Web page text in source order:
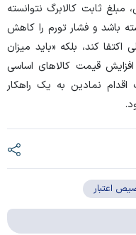
ثابت کالابرگ نتوانسته
باشد و فشار تورم را کاهش
کند، بلکه «باید میزان
افزایش قیمت کالا‌های اساسی
اقدام نمادین به یک راهکار
اعتبار